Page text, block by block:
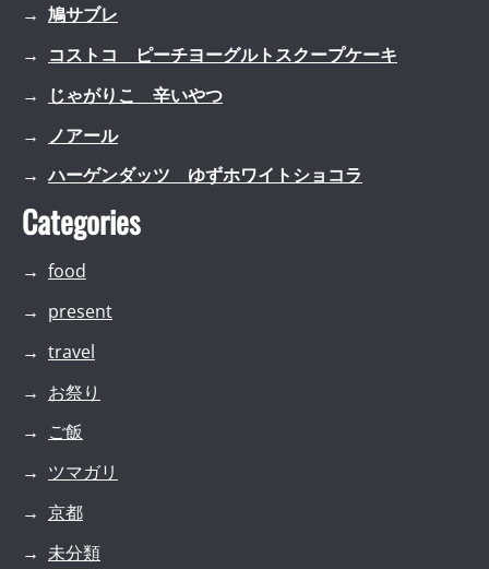
鳩サブレ
コストコ ピーチヨーグルトスクープケーキ
じゃがりこ 辛いやつ
ノアール
ハーゲンダッツ ゆずホワイトショコラ
Categories
food
present
travel
お祭り
ご飯
ツマガリ
京都
未分類